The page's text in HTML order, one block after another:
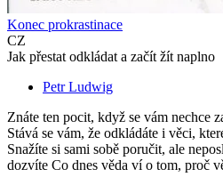
Konec prokrastinace
CZ
Jak přestat odkládat a začít žít naplno
Petr Ludwig
Znáte ten pocit, když se vám nechce
Stává se vám, že odkládáte i věci,
Snažíte si sami sobě poručit, ale
dozvíte Co dnes věda ví o tom, proč